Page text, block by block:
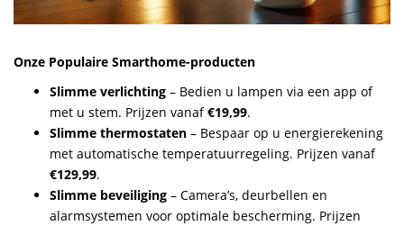
Onze Populaire Smarthome-producten
Slimme verlichting – Bedien u lampen via een app of
met u stem. Prijzen vanaf€19,99.
Slimme thermostaten – Bespaar op u energierekening
met automatische temperatuurregeling. Prijzen vanaf
€129,99.
Slimme beveiliging – Camera’s, deurbellen en
alarmsystemen voor optimale bescherming. Prijzen